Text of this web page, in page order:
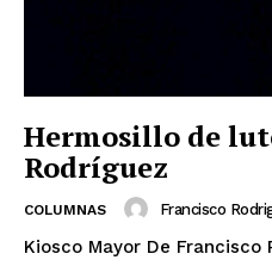
Hermosillo de
Rodríguez
COLUMNAS Francisco
Kiosco Mayor De Francisco Rodríguez Hermosillo de